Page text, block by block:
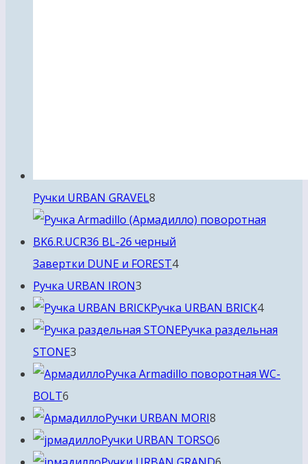
Ручки URBAN GRAVEL8
товаров
Завертки DUNE и FOREST44
Ручка URBAN IRON3
товара
Ручка URBAN BRICK44
товара
Ручка раздельная
STONE3
товараРучка Armadillo поворотная WC-
BOLT6
товаровРучки URBAN MORI8
товаров
Ручки URBAN TORSO6
товаров